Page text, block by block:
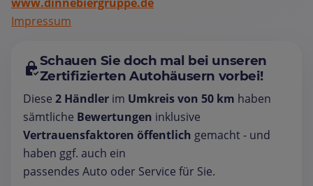
Impressum
Schauen Sie doch mal bei unseren
Zertifizierten Autohäusern vorbei!
Diese 2 Händler im Umkreis von 50 km haben
sämtliche Bewertungen inklusive
Vertrauensfaktoren öffentlich gemacht - und
haben ggf. auch ein
passendes Auto oder Service für Sie.